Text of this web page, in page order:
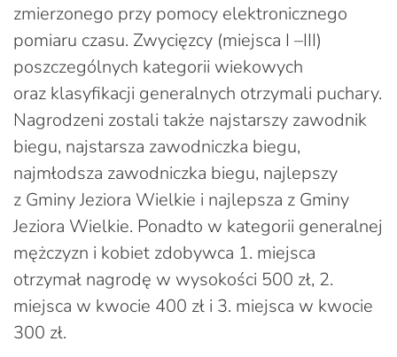
zmierzonego przy pomocy elektronicznego
pomiaru czasu. Zwycięzcy (miejsca I –III)
poszczególnych kategorii wiekowych
oraz klasyfikacji generalnych otrzymali puchary.
Nagrodzeni zostali także najstarszy zawodnik
biegu, najstarsza zawodniczka biegu,
najmłodsza zawodniczka biegu, najlepszy
z Gminy Jeziora Wielkie i najlepsza z Gminy
Jeziora Wielkie. Ponadto w kategorii generalnej
mężczyzn i kobiet zdobywca 1. miejsca
otrzymał nagrodę w wysokości 500 zł, 2.
miejsca w kwocie 400 zł i 3. miejsca w kwocie
300 zł.